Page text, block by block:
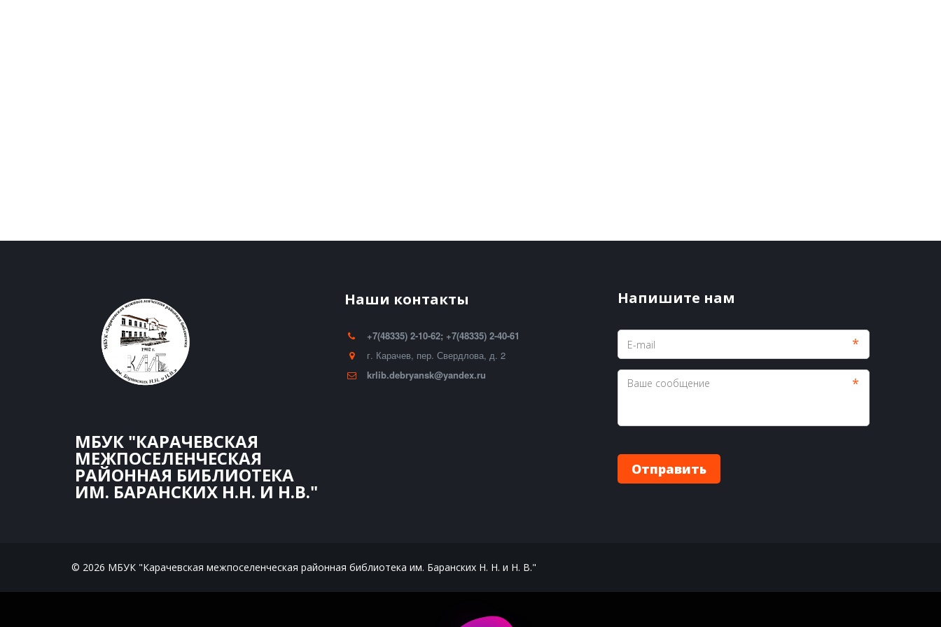
МБУК "КАРАЧЕВСКАЯ
МЕЖПОСЕЛЕНЧЕСКАЯ
РАЙОННАЯ БИБЛИОТЕКА
ИМ. БАРАНСКИХ Н.Н. И Н.В."
Наши контакты
+7(48335) 2-10-62; +7(48335) 2-40-61
г. Карачев, пер. Свердлова, д. 2
krlib.debryansk@yandex.ru
Напишите нам
*
*
Отправить
© 2026 МБУК "Карачевская межпоселенческая районная библиотека им. Баранских Н. Н. и Н. В."